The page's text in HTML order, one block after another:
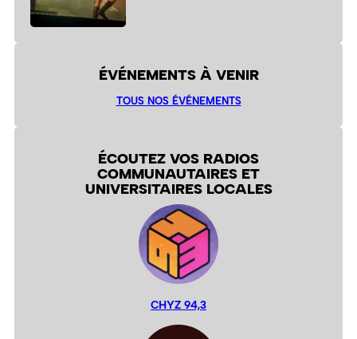
ÉVÉNEMENTS À VENIR
TOUS NOS ÉVÉNEMENTS
ÉCOUTEZ VOS RADIOS
COMMUNAUTAIRES ET
UNIVERSITAIRES LOCALES
CHYZ 94,3